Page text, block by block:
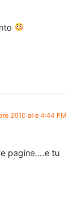
2010 alle 4:44 PM
pagine….e tu